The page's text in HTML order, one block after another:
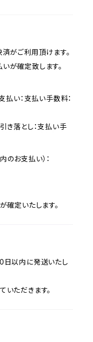
がご利用頂けます。
が確定致します。
払い：支払い手数料：
き落とし：支払い手
お支払い）：
確定いたします。
日以内に発送いたし
いただきます。